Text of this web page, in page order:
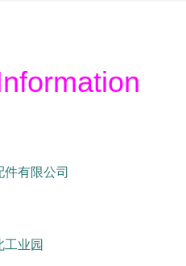
有限公司
工业园